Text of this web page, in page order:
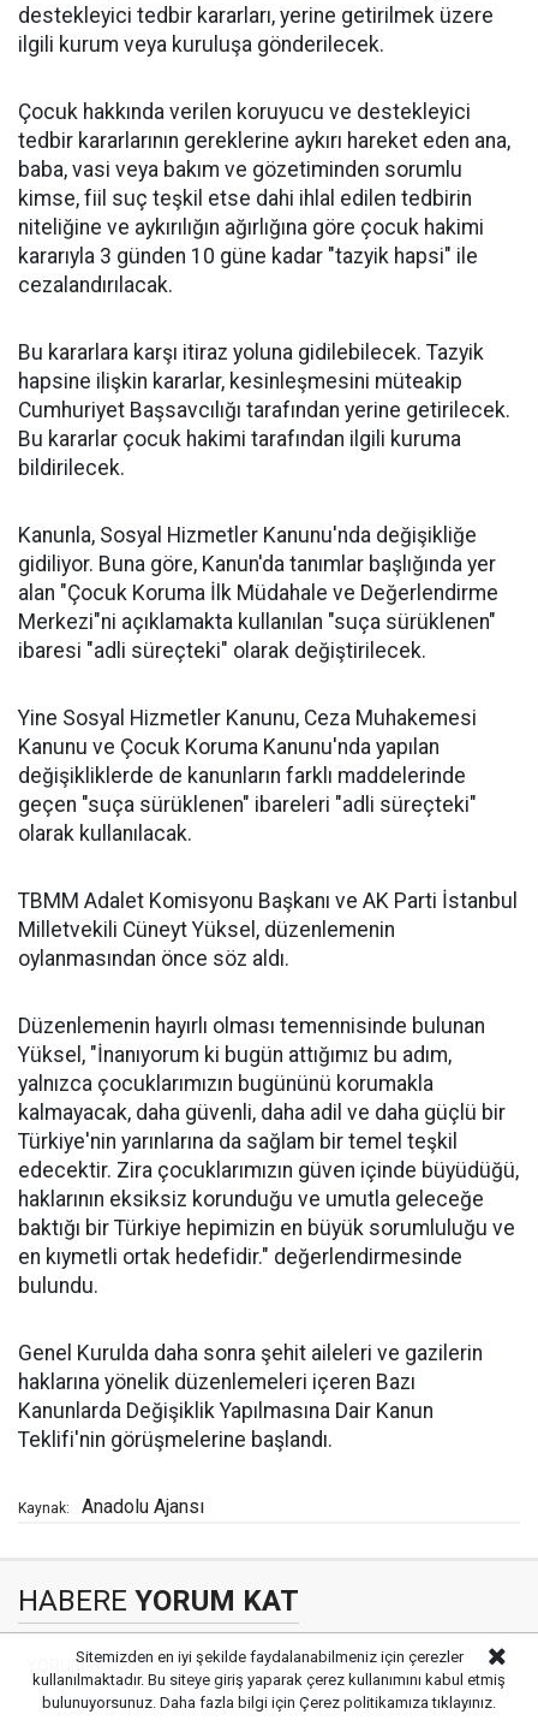
destekleyici tedbir kararları, yerine getirilmek üzere
ilgili kurum veya kuruluşa gönderilecek.
Çocuk hakkında verilen koruyucu ve destekleyici
tedbir kararlarının gereklerine aykırı hareket eden ana,
baba, vasi veya bakım ve gözetiminden sorumlu
kimse, fiil suç teşkil etse dahi ihlal edilen tedbirin
niteliğine ve aykırılığın ağırlığına göre çocuk hakimi
kararıyla 3 günden 10 güne kadar "tazyik hapsi" ile
cezalandırılacak.
Bu kararlara karşı itiraz yoluna gidilebilecek. Tazyik
hapsine ilişkin kararlar, kesinleşmesini müteakip
Cumhuriyet Başsavcılığı tarafından yerine getirilecek.
Bu kararlar çocuk hakimi tarafından ilgili kuruma
bildirilecek.
Kanunla, Sosyal Hizmetler Kanunu'nda değişikliğe
gidiliyor. Buna göre, Kanun'da tanımlar başlığında yer
alan "Çocuk Koruma İlk Müdahale ve Değerlendirme
Merkezi"ni açıklamakta kullanılan "suça sürüklenen"
ibaresi "adli süreçteki" olarak değiştirilecek.
Yine Sosyal Hizmetler Kanunu, Ceza Muhakemesi
Kanunu ve Çocuk Koruma Kanunu'nda yapılan
değişikliklerde de kanunların farklı maddelerinde
geçen "suça sürüklenen" ibareleri "adli süreçteki"
olarak kullanılacak.
TBMM Adalet Komisyonu Başkanı ve AK Parti İstanbul
Milletvekili Cüneyt Yüksel, düzenlemenin
oylanmasından önce söz aldı.
Düzenlemenin hayırlı olması temennisinde bulunan
Yüksel, "İnanıyorum ki bugün attığımız bu adım,
yalnızca çocuklarımızın bugününü korumakla
kalmayacak, daha güvenli, daha adil ve daha güçlü bir
Türkiye'nin yarınlarına da sağlam bir temel teşkil
edecektir. Zira çocuklarımızın güven içinde büyüdüğü,
haklarının eksiksiz korunduğu ve umutla geleceğe
baktığı bir Türkiye hepimizin en büyük sorumluluğu ve
en kıymetli ortak hedefidir." değerlendirmesinde
bulundu.
Genel Kurulda daha sonra şehit aileleri ve gazilerin
haklarına yönelik düzenlemeleri içeren Bazı
Kanunlarda Değişiklik Yapılmasına Dair Kanun
Teklifi'nin görüşmelerine başlandı.
Kaynak: Anadolu Ajansı
HABERE YORUM KAT
Sitemizden en iyi şekilde faydalanabilmeniz için çerezler
kullanılmaktadır. Bu siteye giriş yaparak çerez kullanımını kabul etmiş
bulunuyorsunuz. Daha fazla bilgi için Çerez politikamıza tıklayınız.